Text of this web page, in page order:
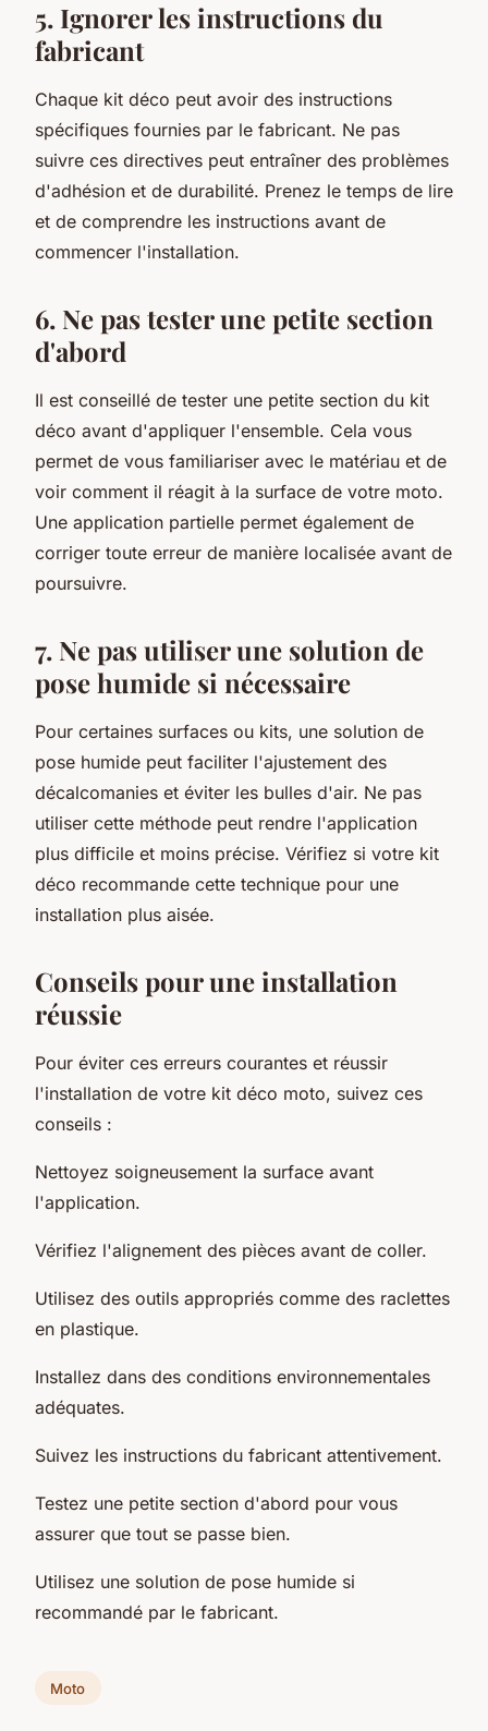
5. Ignorer les instructions du
fabricant
Chaque kit déco peut avoir des instructions
spécifiques fournies par le fabricant. Ne pas
suivre ces directives peut entraîner des problèmes
d'adhésion et de durabilité. Prenez le temps de lire
et de comprendre les instructions avant de
commencer l'installation.
6. Ne pas tester une petite section
d'abord
Il est conseillé de tester une petite section du kit
déco avant d'appliquer l'ensemble. Cela vous
permet de vous familiariser avec le matériau et de
voir comment il réagit à la surface de votre moto.
Une application partielle permet également de
corriger toute erreur de manière localisée avant de
poursuivre.
7. Ne pas utiliser une solution de
pose humide si nécessaire
Pour certaines surfaces ou kits, une solution de
pose humide peut faciliter l'ajustement des
décalcomanies et éviter les bulles d'air. Ne pas
utiliser cette méthode peut rendre l'application
plus difficile et moins précise. Vérifiez si votre kit
déco recommande cette technique pour une
installation plus aisée.
Conseils pour une installation
réussie
Pour éviter ces erreurs courantes et réussir
l'installation de votre kit déco moto, suivez ces
conseils :
Nettoyez soigneusement la surface avant
l'application.
Vérifiez l'alignement des pièces avant de coller.
Utilisez des outils appropriés comme des raclettes
en plastique.
Installez dans des conditions environnementales
adéquates.
Suivez les instructions du fabricant attentivement.
Testez une petite section d'abord pour vous
assurer que tout se passe bien.
Utilisez une solution de pose humide si
recommandé par le fabricant.
Moto